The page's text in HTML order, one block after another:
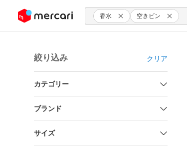
ツにスキップ 香水 空きビン
絞り込み クリア
カテゴリー
ブランド
サイズ